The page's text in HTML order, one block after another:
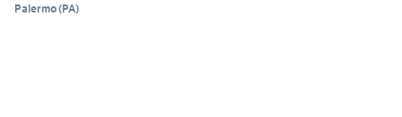
Palermo(PA)